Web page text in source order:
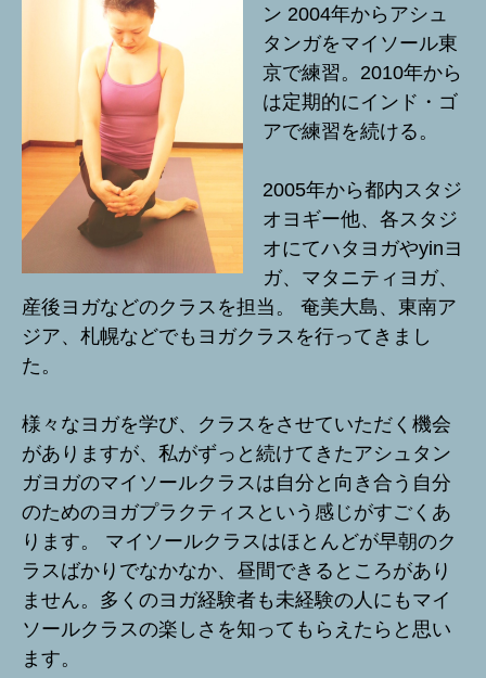
ン 2004年からアシュ
タンガをマイソール東
京で練習。2010年から
は定期的にインド・ゴ
アで練習を続ける。
2005年から都内スタジ
オヨギー他、各スタジ
オにてハタヨガやyinヨ
ガ、マタニティヨガ、
産後ヨガなどのクラスを担当。 奄美大島、東南ア
ジア、札幌などでもヨガクラスを行ってきまし
た。
様々なヨガを学び、クラスをさせていただく機会
がありますが、私がずっと続けてきたアシュタン
ガヨガのマイソールクラスは自分と向き合う自分
のためのヨガプラクティスという感じがすごくあ
ります。 マイソールクラスはほとんどが早朝のク
ラスばかりでなかなか、昼間できるところがあり
ません。多くのヨガ経験者も未経験の人にもマイ
ソールクラスの楽しさを知ってもらえたらと思い
ます。